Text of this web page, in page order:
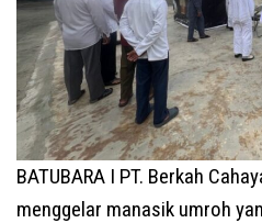
BATUBARA I PT. Berkah
menggelar manasik umroh